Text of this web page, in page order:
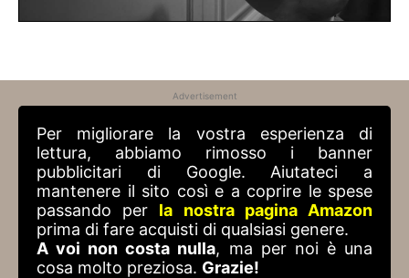
Advertisement
Per migliorare la vostra esperienza di
lettura, abbiamo rimosso i banner
pubblicitari di Google. Aiutateci a
mantenere il sito così e a coprire le spese
passando per la nostra pagina Amazon
prima di fare acquisti di qualsiasi genere.
A voi non costa nulla, ma per noi è una
cosa molto preziosa. Grazie!